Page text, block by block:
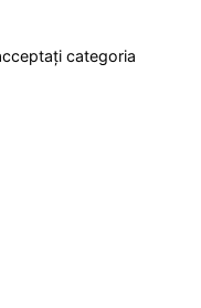
categoria